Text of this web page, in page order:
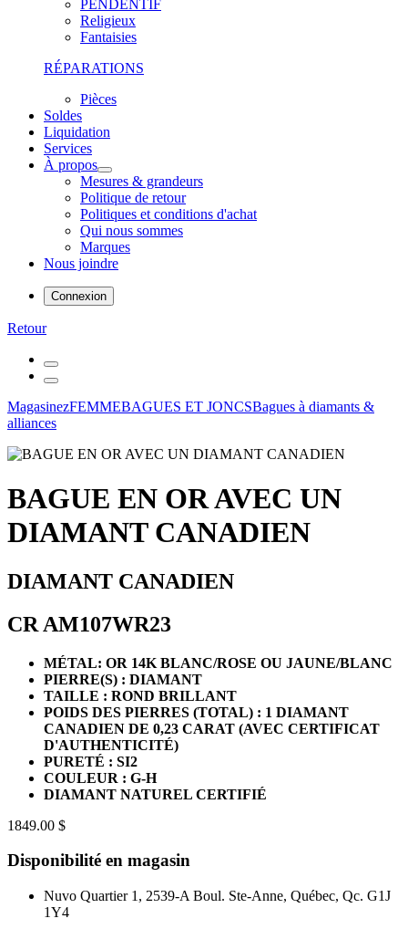
PENDENTIF
Religieux
Fantaisies
RÉPARATIONS
Pièces
Soldes
Liquidation
Services
À propos
Mesures & grandeurs
Politique de retour
Politiques et conditions d'achat
Qui nous sommes
Marques
Nous joindre
Connexion
Retour
MagasinezFEMMEBAGUES ET JONCSBagues à diamants &
alliances
BAGUE EN OR AVEC UN
DIAMANT CANADIEN
DIAMANT CANADIEN
CR AM107WR23
MÉTAL: OR 14K BLANC/ROSE OU JAUNE/BLANC
PIERRE(S) : DIAMANT
TAILLE : ROND BRILLANT
POIDS DES PIERRES (TOTAL) : 1 DIAMANT
CANADIEN DE 0,23 CARAT (AVEC CERTIFICAT
D'AUTHENTICITÉ)
PURETÉ : SI2
COULEUR : G-H
DIAMANT NATUREL CERTIFIÉ
1849.00 $
Disponibilité en magasin
Nuvo Quartier 1, 2539-A Boul. Ste-Anne, Québec, Qc. G1J
1Y4